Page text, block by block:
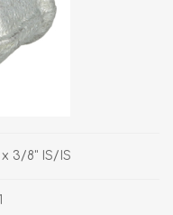
3/8" IS/IS